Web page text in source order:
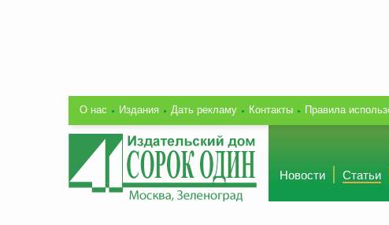
О нас Издания Дать рекламу Контакты Правила
Новости Статьи